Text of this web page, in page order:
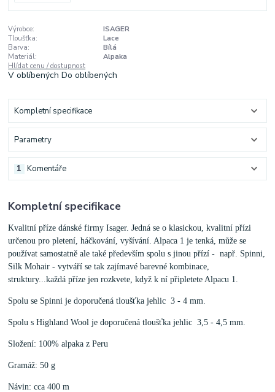
Výrobce:
ISAGER
Tloušťka:
Lace
Barva:
Bílá
Materiál:
Alpaka
Hlídat cenu / dostupnost
V oblíbenýchDo oblíbených
Kompletní specifikace
Parametry
Komentáře
1
Kompletní specifikace
Kvalitní příze dánské firmy Isager. Jedná se o klasickou, kvalitní přízi
určenou pro pletení, háčkování, vyšívání. Alpaca 1 je tenká, může se
používat samostatně ale také především spolu s jinou přízí - např. Spinni,
Silk Mohair - vytváří se tak zajímavé barevné kombinace,
struktury...každá příze jen rozkvete, když k ní připletete Alpacu 1.
Spolu se Spinni je doporučená tloušťka jehlic 3 - 4 mm.
Spolu s Highland Wool je doporučená tloušťka jehlic 3,5 - 4,5 mm.
Složení: 100% alpaka z Peru
Gramáž: 50 g
Návin: cca 400 m